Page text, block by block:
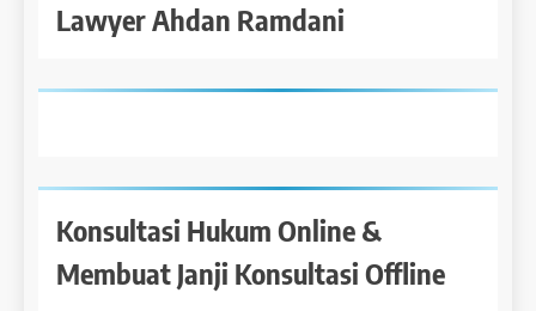
Lawyer Ahdan Ramdani
Konsultasi Hukum Online &
Membuat Janji Konsultasi Offline